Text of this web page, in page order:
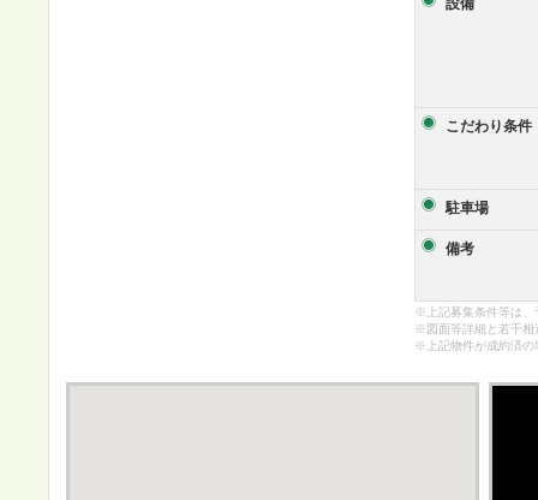
設備
こだわり条件
駐車場
備考
※上記募集条件等は、
※図面等詳細と若干相
※上記物件が成約済の